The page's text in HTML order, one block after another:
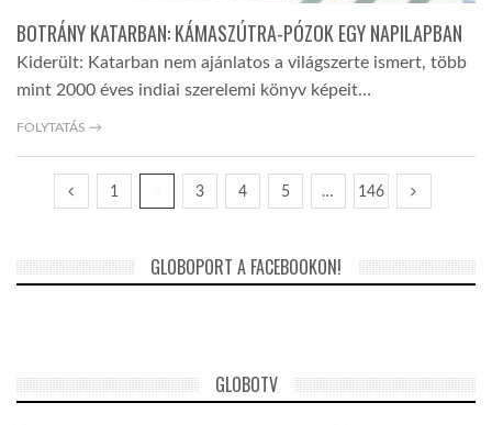
BOTRÁNY KATARBAN: KÁMASZÚTRA-PÓZOK EGY NAPILAPBAN
Kiderült: Katarban nem ajánlatos a világszerte ismert, több
mint 2000 éves indiai szerelemi könyv képeit…
FOLYTATÁS →
1 3 4 5 … 146
GLOBOPORT A FACEBOOKON!
GLOBOTV